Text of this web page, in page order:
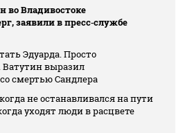
во Владивостоке
заявили в пресс‑службе
Эдуарда. Просто
Ватутин выразил
смертью Сандлера
не останавливался на пути
уходят люди в расцвете